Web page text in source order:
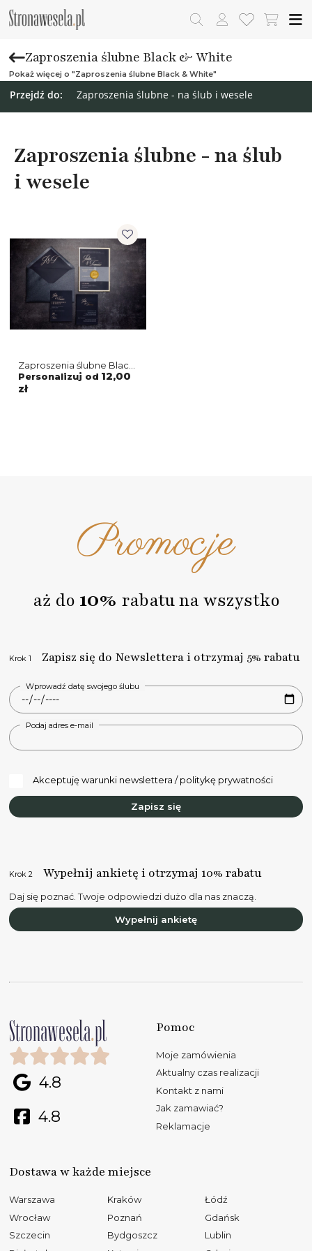
Zaproszenia ślubne Black & White
Pokaż więcej o "Zaproszenia ślubne Black & White"
Przejdź do: Zaproszenia ślubne - na ślub i wesele
Zaproszenia ślubne - na ślub
i wesele
Zaproszenia ślubne Black
& White
Personalizuj od 12,00
zł
Promocje
aż do 10% rabatu na wszystko
Krok 1 Zapisz się do Newslettera i otrzymaj 5% rabatu
Wprowadź datę swojego ślubu
Podaj adres e-mail
Akceptuję warunki newslettera / politykę prywatności
Zapisz się
Krok 2 Wypełnij ankietę i otrzymaj 10% rabatu
Daj się poznać. Twoje odpowiedzi dużo dla nas znaczą.
Wypełnij ankietę
4.8
4.8
Pomoc
Moje zamówienia
Aktualny czas realizacji
Kontakt z nami
Jak zamawiać?
Reklamacje
Dostawa w każde miejsce
Warszawa Kraków
Łódź
Wrocław
Poznań
Gdańsk
Szczecin
Bydgoszcz
Lublin